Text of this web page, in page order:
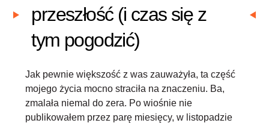
przeszłość (i czas się z
tym pogodzić)
Jak pewnie większość z was zauważyła, ta część
mojego życia mocno straciła na znaczeniu. Ba,
zmalała niemal do zera. Po wiośnie nie
publikowałem przez parę miesięcy, w listopadzie